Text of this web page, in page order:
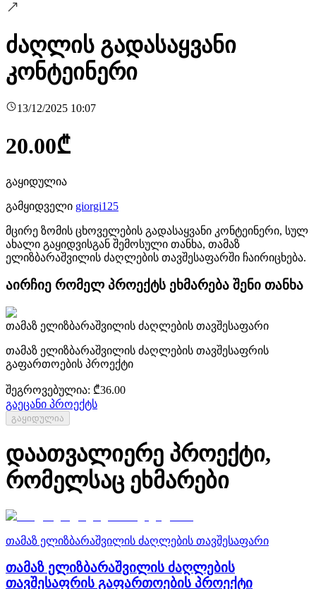
ძაღლის გადასაყვანი
კონტეინერი
13/12/2025 10:07
20.00₾
გაყიდულია
გამყიდველი giorgi125
მცირე ზომის ცხოველების გადასაყვანი კონტეინერი, სულ
ახალი გაყიდვისგან შემოსული თანხა, თამაზ
ელიზბარაშვილის ძაღლების თავშესაფარში ჩაირიცხება.
აირჩიე რომელ პროექტს ეხმარება შენი თანხა
თამაზ ელიზბარაშვილის ძაღლების თავშესაფარი
თამაზ ელიზბარაშვილის ძაღლების თავშესაფრის
გაფართოების პროექტი
შეგროვებულია: ₾36.00
გაეცანი პროექტს
გაყიდულია
დაათვალიერე პროექტი,
რომელსაც ეხმარები
თამაზ ელიზბარაშვილის ძაღლების თავშესაფარი
თამაზ ელიზბარაშვილის ძაღლების
თავშესაფრის გაფართოების პროექტი